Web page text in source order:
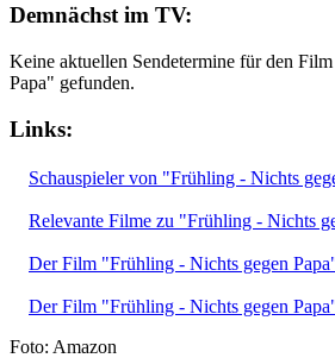
Demnächst im TV:
Keine aktuellen Sendetermine für den
Papa" gefunden.
Links:
Schauspieler von "Frühling - Nichts
Relevante Filme zu "Frühling - Nichts
Der Film "Frühling - Nichts gegen
Der Film "Frühling - Nichts gegen
Foto: Amazon